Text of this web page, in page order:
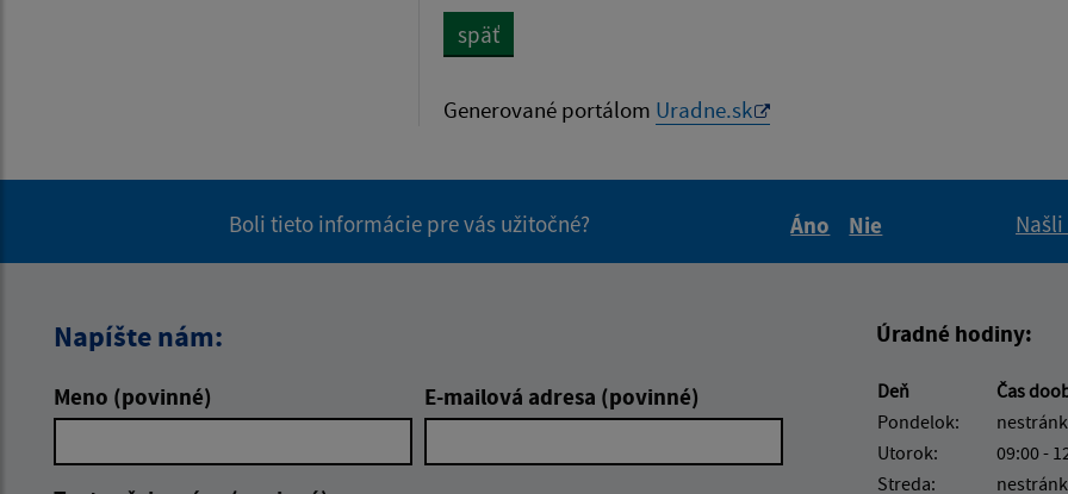
späť
Generované portálom Uradne.sk
Boli tieto informácie pre vás užitočné?
Áno
Nie
Napíšte nám:
Meno (povinné) E-mailová adresa (povinné)
Úradné hodiny:
Deň Čas
Pondelok:
Utorok:
09:00 -
Streda: